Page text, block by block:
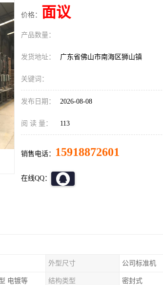
价格： 面议
产品数量：
发货地址： 广东省佛山市南海区狮山镇
关键词：
发布日期： 2026-08-08
阅 读 量： 113
销售电话： 15918872601
在线QQ：
外型尺寸 公司标准机
电镀等 结构类型 密封式